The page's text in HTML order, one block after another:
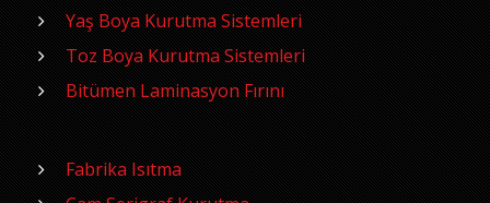
Yaş Boya Kurutma Sistemleri
Toz Boya Kurutma Sistemleri
Bitümen Laminasyon Fırını
Fabrika Isıtma